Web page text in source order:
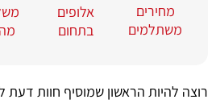
מחירים
משתלמים
אלופים
בתחום
רוצה להיות הראשון שמוסיף חוות דעת